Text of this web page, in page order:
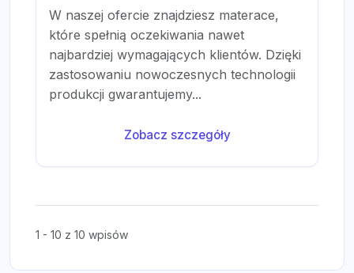
W naszej ofercie znajdziesz materace,
które spełnią oczekiwania nawet
najbardziej wymagających klientów. Dzięki
zastosowaniu nowoczesnych technologii
produkcji gwarantujemy...
Zobacz szczegóły
1 - 10 z 10 wpisów